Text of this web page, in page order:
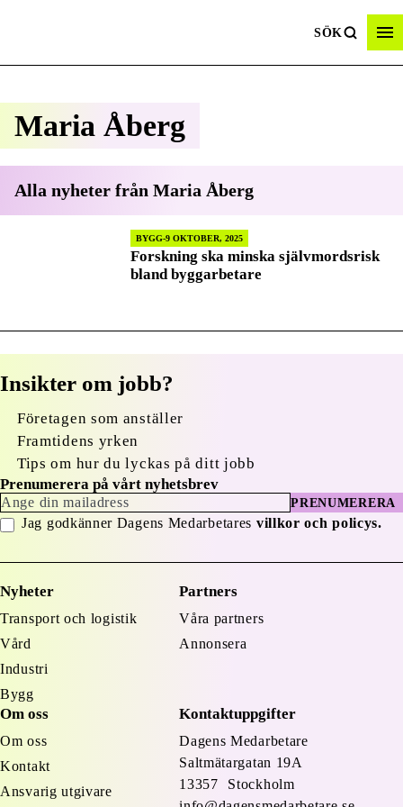
SÖK
Maria Åberg
Alla nyheter från Maria Åberg
BYGG 9 OKTOBER, 2025
Forskning ska minska självmordsrisk
bland byggarbetare
Insikter om jobb?
Företagen som anställer
Framtidens yrken
Tips om hur du lyckas på ditt jobb
Prenumerera på vårt nyhetsbrev
PRENUMERERA
Jag godkänner Dagens Medarbetares villkor och policys.
Nyheter
Transport och logistik
Vård
Industri
Bygg
Partners
Våra partners
Annonsera
Om oss
Om oss
Kontakt
Ansvarig utgivare
Kontaktuppgifter
Dagens Medarbetare
Saltmätargatan 19A
13357 Stockholm